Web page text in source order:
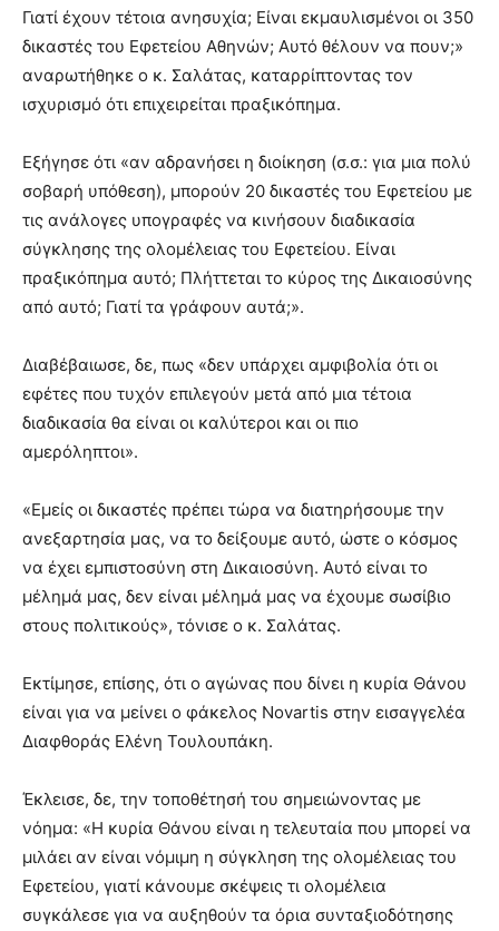
Γιατί έχουν τέτοια ανησυχία; Είναι εκμαυλισμένοι οι 350
δικαστές του Εφετείου Αθηνών; Αυτό θέλουν να πουν;»
αναρωτήθηκε ο κ. Σαλάτας, καταρρίπτοντας τον
ισχυρισμό ότι επιχειρείται πραξικόπημα.
Εξήγησε ότι «αν αδρανήσει η διοίκηση (σ.σ.: για μια πολύ
σοβαρή υπόθεση), μπορούν 20 δικαστές του Εφετείου με
τις ανάλογες υπογραφές να κινήσουν διαδικασία
σύγκλησης της ολομέλειας του Εφετείου. Είναι
πραξικόπημα αυτό; Πλήττεται το κύρος της Δικαιοσύνης
από αυτό; Γιατί τα γράφουν αυτά;».
Διαβέβαιωσε, δε, πως «δεν υπάρχει αμφιβολία ότι οι
εφέτες που τυχόν επιλεγούν μετά από μια τέτοια
διαδικασία θα είναι οι καλύτεροι και οι πιο
αμερόληπτοι».
«Εμείς οι δικαστές πρέπει τώρα να διατηρήσουμε την
ανεξαρτησία μας, να το δείξουμε αυτό, ώστε ο κόσμος
να έχει εμπιστοσύνη στη Δικαιοσύνη. Αυτό είναι το
μέλημά μας, δεν είναι μέλημά μας να έχουμε σωσίβιο
στους πολιτικούς», τόνισε ο κ. Σαλάτας.
Εκτίμησε, επίσης, ότι ο αγώνας που δίνει η κυρία Θάνου
είναι για να μείνει ο φάκελος Novartis στην εισαγγελέα
Διαφθοράς Ελένη Τουλουπάκη.
Έκλεισε, δε, την τοποθέτησή του σημειώνοντας με
νόημα: «Η κυρία Θάνου είναι η τελευταία που μπορεί να
μιλάει αν είναι νόμιμη η σύγκληση της ολομέλειας του
Εφετείου, γιατί κάνουμε σκέψεις τι ολομέλεια
συγκάλεσε για να αυξηθούν τα όρια συνταξιοδότησης